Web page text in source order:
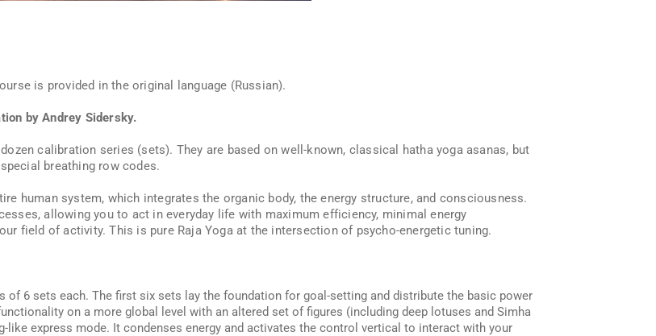
is provided in the original language (Russian).
by Andrey Sidersky.
calibration series (sets). They are based on well-known, classical hatha yoga asanas, but
breathing row codes.
human system, which integrates the organic body, the energy structure, and consciousness.
allowing you to act in everyday life with maximum efficiency, minimal energy
field of activity. This is pure Raja Yoga at the intersection of psycho-energetic tuning.
of 6 sets each. The first six sets lay the foundation for goal-setting and distribute the basic power
on a more global level with an altered set of figures (including deep lotuses and Simha
like express mode. It condenses energy and activates the control vertical to interact with your